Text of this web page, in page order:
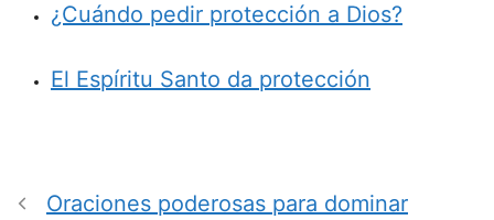
¿Cuándo pedir protección a Dios?
El Espíritu Santo da protección
Oraciones poderosas para dominar